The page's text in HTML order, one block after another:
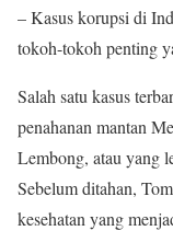
– Kasus korupsi di
tokoh-tokoh penting
Salah satu kasus
penahanan mantan
Lembong, atau yang
Sebelum ditahan,
kesehatan yang